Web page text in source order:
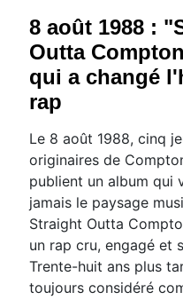
8 août 1988 :
Outta
qui a changé
rap
Le 8 août 1988, cinq
originaires de
publient un album qui
jamais le paysage
Straight Outta
un rap cru, engagé et
Trente-huit ans plus
toujours considéré